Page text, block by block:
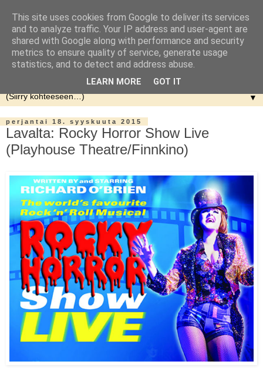
▼
perjantai 18. syyskuuta 2015
Lavalta: Rocky Horror Show Live
(Playhouse Theatre/Finnkino)
This site uses cookies from Google to deliver its services
and to analyze traffic. Your IP address and user-agent are
shared with Google along with performance and security
metrics to ensure quality of service, generate usage
statistics, and to detect and address abuse.
LEARN MORE GOT IT